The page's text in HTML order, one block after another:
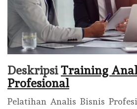
DeskripsiTraining
Profesional
Pelatihan Analis Bisnis